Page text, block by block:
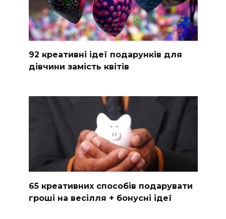
92 креативні ідеї подарунків для
дівчини замість квітів
65 креативних способів подарувати
гроші на весілля + бонусні ідеї